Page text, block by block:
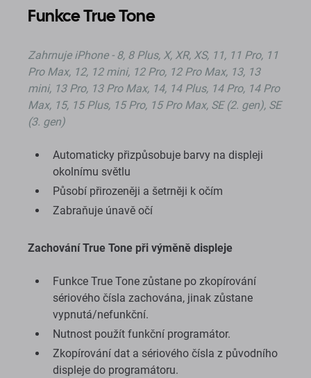
Funkce True Tone
Zahrnuje iPhone - 8, 8 Plus, X, XR, XS, 11, 11 Pro, 11
Pro Max, 12, 12 mini, 12 Pro, 12 Pro Max, 13, 13
mini, 13 Pro, 13 Pro Max, 14, 14 Plus, 14 Pro, 14 Pro
Max, 15, 15 Plus, 15 Pro, 15 Pro Max, SE (2. gen), SE
(3. gen)
Automaticky přizpůsobuje barvy na displeji
okolnímu světlu
Působí přirozeněji a šetrněji k očím
Zabraňuje únavě očí
Zachování True Tone při výměně displeje
Funkce True Tone zůstane po zkopírování
sériového čísla zachována, jinak zůstane
vypnutá/nefunkční.
Nutnost použít funkční programátor.
Zkopírování dat a sériového čísla z původního
displeje do programátoru.